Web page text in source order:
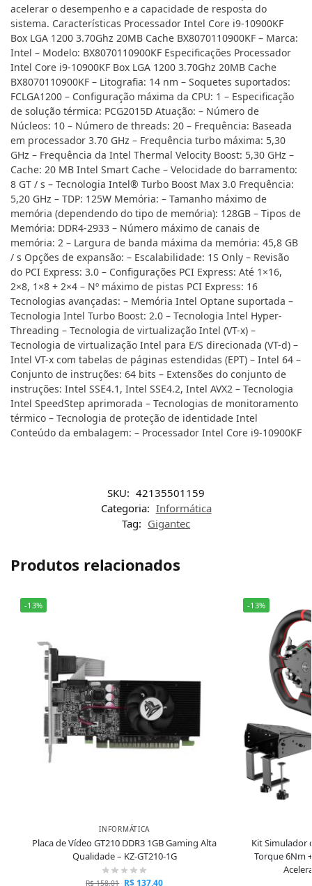
acelerar o desempenho e a capacidade de resposta do
sistema. Características Processador Intel Core i9-10900KF
Box LGA 1200 3.70Ghz 20MB Cache BX8070110900KF – Marca:
Intel – Modelo: BX8070110900KF Especificações Processador
Intel Core i9-10900KF Box LGA 1200 3.70Ghz 20MB Cache
BX8070110900KF – Litografia: 14 nm – Soquetes suportados:
FCLGA1200 – Configuração máxima da CPU: 1 – Especificação
de solução térmica: PCG2015D Atuação: – Número de
Núcleos: 10 – Número de threads: 20 – Frequência: Baseada
em processador 3.70 GHz – Frequência turbo máxima: 5,30
GHz – Frequência da Intel Thermal Velocity Boost: 5,30 GHz –
Cache: 20 MB Intel Smart Cache – Velocidade do barramento:
8 GT / s – Tecnologia Intel® Turbo Boost Max 3.0 Frequência:
5,20 GHz – TDP: 125W Memória: – Tamanho máximo de
memória (dependendo do tipo de memória): 128GB – Tipos de
Memória: DDR4-2933 – Número máximo de canais de
memória: 2 – Largura de banda máxima da memória: 45,8 GB
/ s Opções de expansão: – Escalabilidade: 1S Only – Revisão
do PCI Express: 3.0 – Configurações PCI Express: Até 1×16,
2×8, 1×8 + 2×4 – Nº máximo de pistas PCI Express: 16
Tecnologias avançadas: – Memória Intel Optane suportada –
Tecnologia Intel Turbo Boost: 2.0 – Tecnologia Intel Hyper-
Threading – Tecnologia de virtualização Intel (VT-x) –
Tecnologia de virtualização Intel para E/S direcionada (VT-d) –
Intel VT-x com tabelas de páginas estendidas (EPT) – Intel 64 –
Conjunto de instruções: 64 bits – Extensões do conjunto de
instruções: Intel SSE4.1, Intel SSE4.2, Intel AVX2 – Tecnologia
Intel SpeedStep aprimorada – Tecnologias de monitoramento
térmico – Tecnologia de proteção de identidade Intel
Conteúdo da embalagem: – Processador Intel Core i9-10900KF
SKU: 42135501159
Categoria: Informática
Tag: Gigantec
Produtos relacionados
-13%
INFORMÁTICA
Placa de Vídeo GT210 DDR3 1GB Gaming Alta
Qualidade – KZ-GT210-1G
R$158,01 R$ 137,40
-13%
Kit Simulador
Torque 6Nm